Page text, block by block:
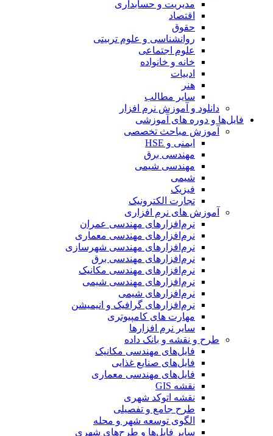
مدیریت و حسابداری
اقتصاد
حقوق
روانشناسی و علوم تربیتی
علوم اجتماعی
خانه و خانواده
ادبیات
هنر
سایر مطالب
دانلود و آموزش نرم افزار
فایل‌ها و دوره های آموزشی
آموزش مباحث تخصصی
ایمنی و HSE
مهندسی برق
مهندسی شیمی
شیمی
فیزیک
تجارت الکترونیک
آموزش های نرم افزاری
نرم‌افزارهای مهندسی عمران
نرم‌افزارهای مهندسی معماری
نرم‌افزارهای مهندسی شهرسازی
نرم‌افزارهای مهندسی برق
نرم‌افزارهای مهندسی مکانیک
نرم‌افزارهای مهندسی شیمی
نرم‌افزارهای شیمی
نرم‌افزارهای گرافیک و انیمیشن
مهارت های کامپیوتری
سایر نرم افزارها
طرح و نقشه و بانک داده
فایل‌های مهندسی مکانیک
فایل‌های صنایع غذایی
فایل‌های مهندسی معماری
نقشه GIS
نقشه اتوکد شهری
طرح جامع و تفصیلی
الگوی توسعه شهر و محله
سایر فایل‌ها و طرح‌های شهری